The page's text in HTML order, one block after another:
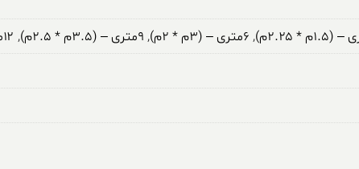
, ۶متری – (۳م * ۲م) , ۹متری – (۳.۵م * ۲.۵م) , ۱۲متری – (۳م * ۴م)